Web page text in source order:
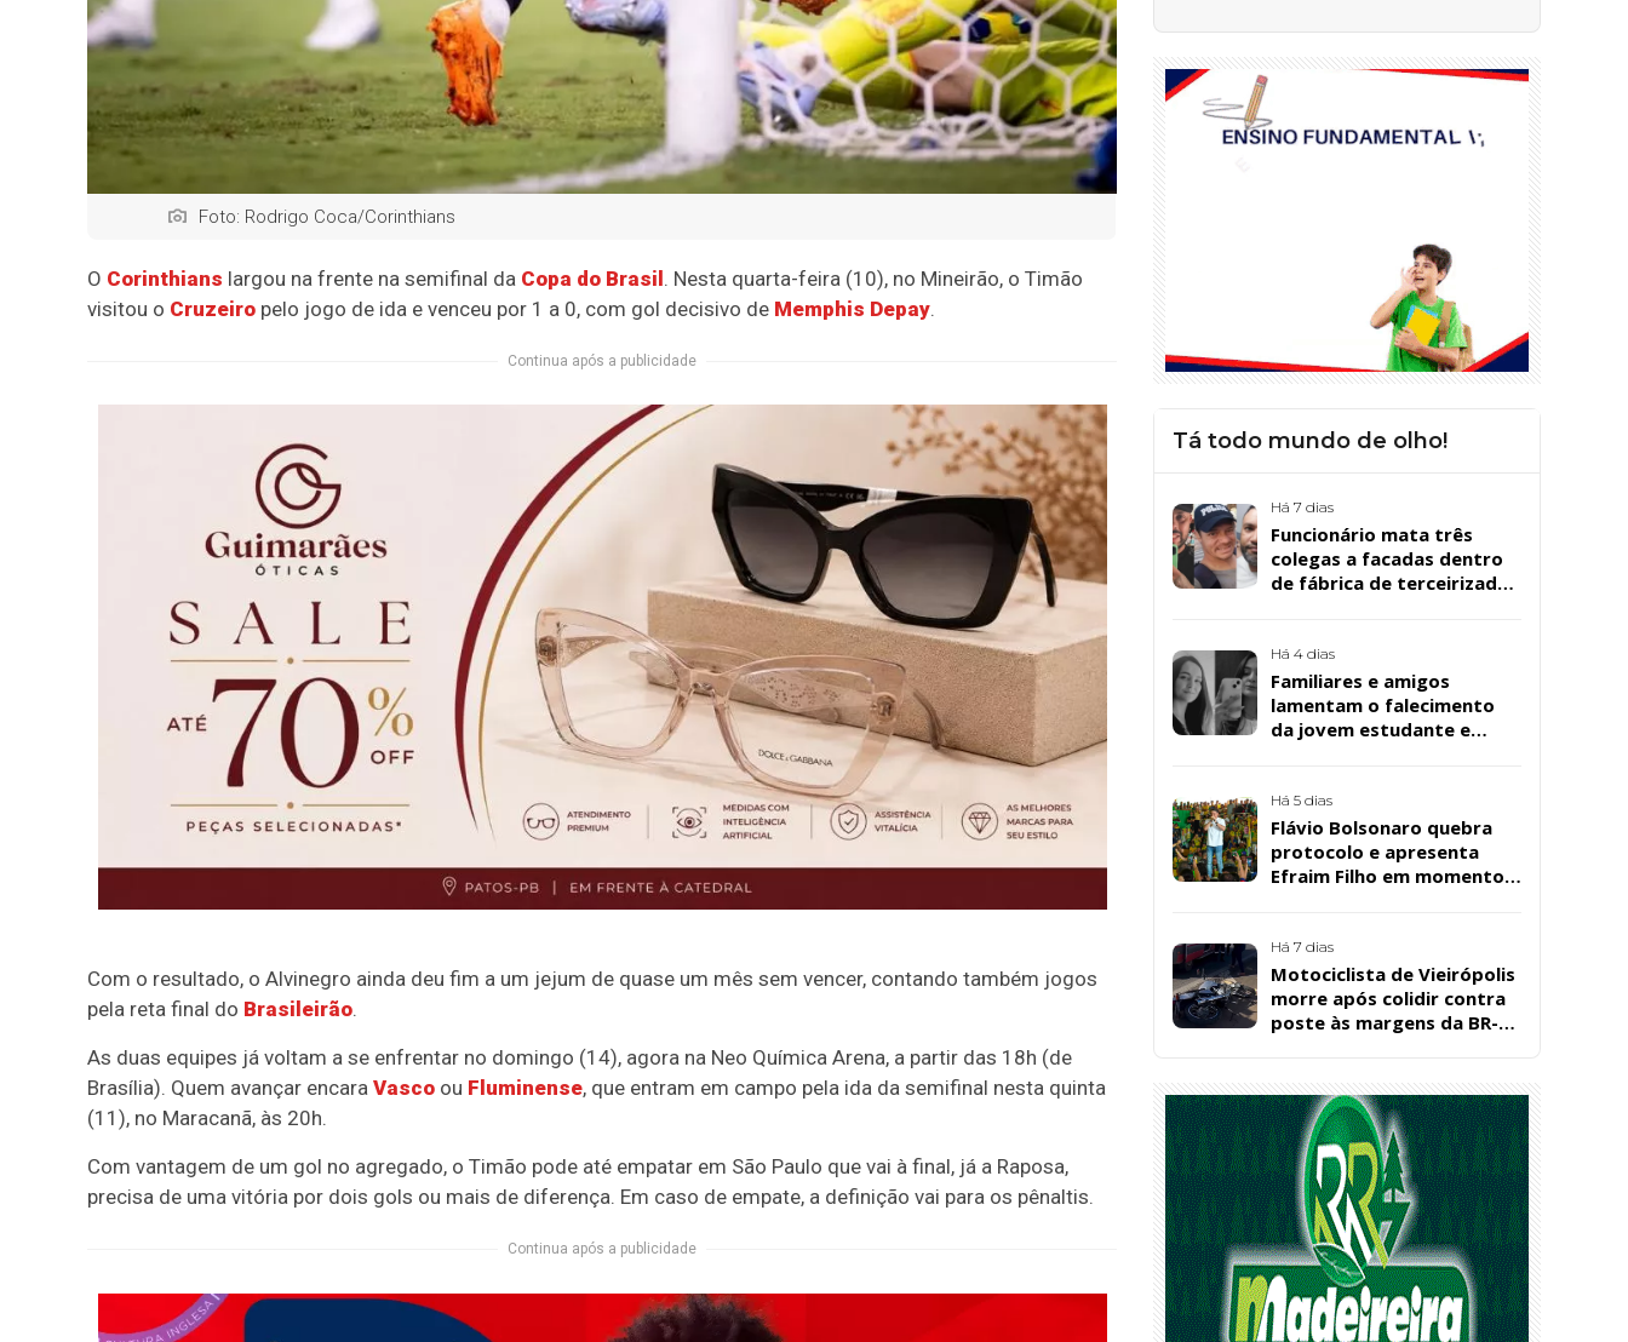
Foto: Rodrigo Coca/Corinthians
O Corinthians largou na frente na semifinal da Copa do Brasil. Nesta quarta-feira (10), no Mineirão, o Timão
visitou o Cruzeiro pelo jogo de ida e venceu por 1 a 0, com gol decisivo de Memphis Depay.
Continua após a publicidade
Com o resultado, o Alvinegro ainda deu fim a um jejum de quase um mês sem vencer, contando também jogos
pela reta final do Brasileirão.
As duas equipes já voltam a se enfrentar no domingo (14), agora na Neo Química Arena, a partir das 18h (de
Brasília). Quem avançar encara Vasco ou Fluminense, que entram em campo pela ida da semifinal nesta quinta
(11), no Maracanã, às 20h.
Com vantagem de um gol no agregado, o Timão pode até empatar em São Paulo que vai à final, já a Raposa,
precisa de uma vitória por dois gols ou mais de diferença. Em caso de empate, a definição vai para os pênaltis.
Continua após a publicidade
Tá todo mundo de olho!
Há 7 dias
Funcionário mata três
colegas a facadas dentro
de fábrica de terceirizada
Há 4 dias
Familiares e amigos
lamentam o falecimento
da jovem estudante e
Santos, em Patos
Há 5 dias
Flávio Bolsonaro quebra
protocolo e apresenta
Efraim Filho em momento
Há 7 dias
Motociclista de Vieirópolis
morre após colidir contra
poste às margens da BR-